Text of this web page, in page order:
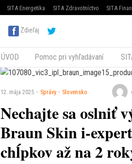
SITA Energetika SITA Zdravotníctvo SITA
Zdieľaj
ÚVOD Pomoc pri vyhľadávaní
12. mája 2025 Správy Slovensko
Nechajte sa oslniť
Braun Skin i-
chĺpkov až na 2